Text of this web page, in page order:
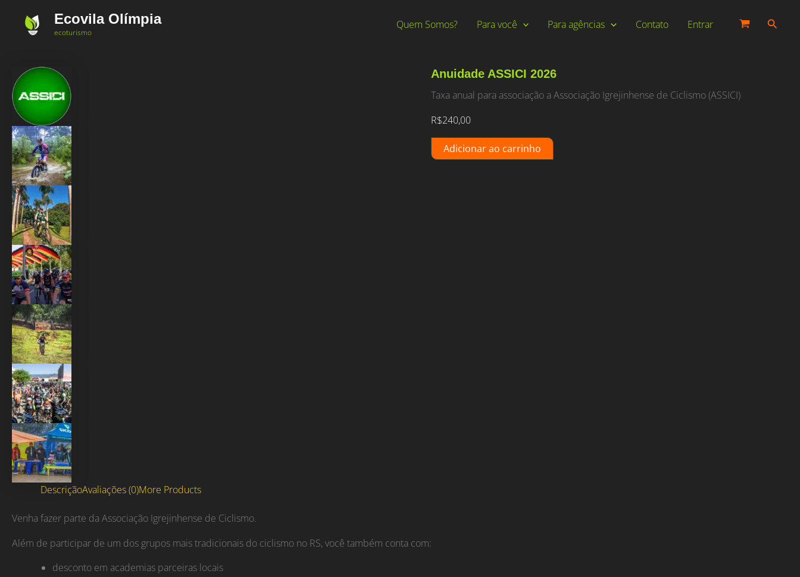
Ecovila Olímpia
ecoturismo
Quem Somos? Para você Para agências Contato Entrar
Anuidade ASSICI 2026
Taxa anual para associação a Associação Igrejinhense de Ciclismo (ASSICI)
R$240,00
Anuidade
ASSICIAdicionar ao carrinho
DescriçãoAvaliações (0)More Products
Venha fazer parte da Associação Igrejinhense de Ciclismo.
Além de participar de um dos grupos mais tradicionais do ciclismo no RS, você também conta com:
desconto em academias parceiras locais